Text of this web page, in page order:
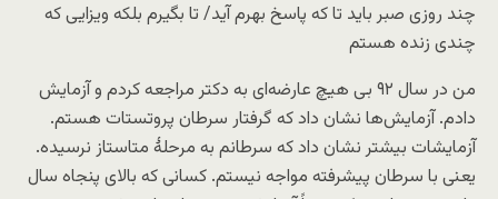
چند روزی صبر باید تا که پاسخ بهرم آید/ تا بگیرم بلکه ویزایی که
چندی زنده هستم
من در سال ۹۲ بی هیچ عارضه‌ای به دکتر مراجعه کردم و آزمایش
دادم. آزمایش‌ها نشان داد که گرفتار سرطان پروتستات هستم.
آزمایشات بیشتر نشان داد که سرطانم به مرحلۀ متاستاز نرسیده.
یعنی با سرطان پیشرفته مواجه نیستم. کسانی که بالای پنجاه سال